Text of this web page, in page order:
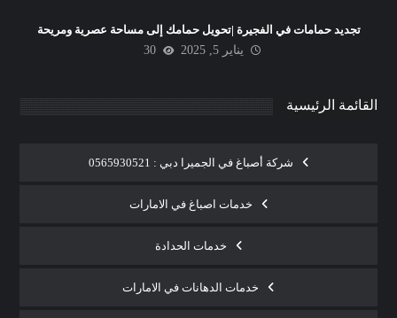
تجديد حمامات في الفجيرة |تحويل حمامك إلى مساحة عصرية ومريحة
يناير 5, 2025
30
القائمة الرئيسية
شركة أصباغ في الجميرا دبي : 0565930521
خدمات اصباغ في الامارات
خدمات الحدادة
خدمات الدهانات في الامارات